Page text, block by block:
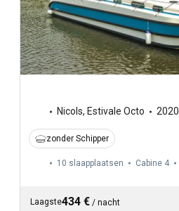
Nicols, Estivale Octo 2020
zonder Schipper
10 slaapplaatsen Cabine 4
Laagste434 € / nacht